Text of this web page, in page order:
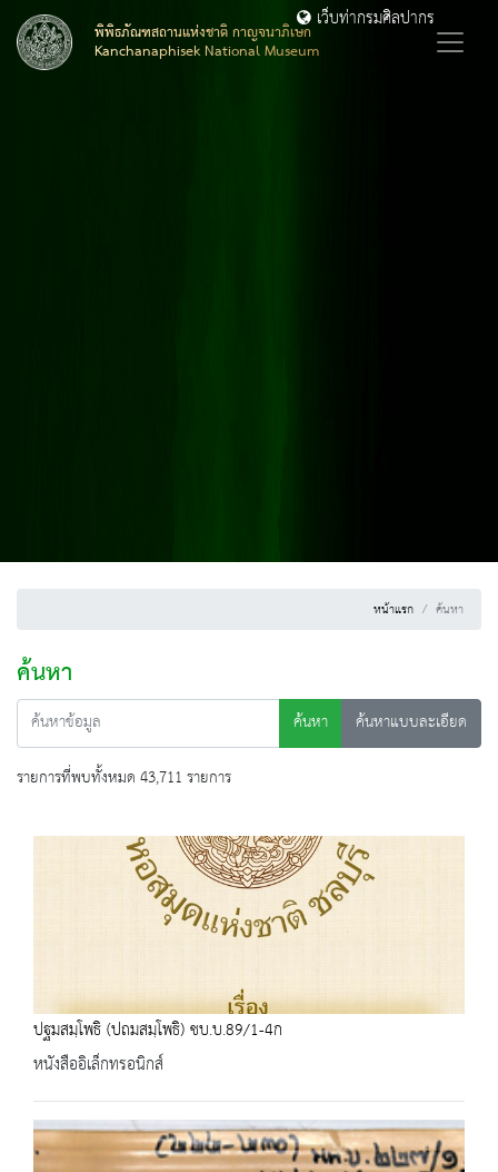
พิพิธภัณฑสถานแห่งชาติ กาญจนาภิเษก
Kanchanaphisek National Museum
เว็บท่ากรมศิลปากร
หน้าแรก ค้นหา
ค้นหา
ค้นหา
ค้นหาแบบละเอียด
รายการที่พบทั้งหมด 43,711 รายการ
ปฐมสมฺโพธิ (ปถมสมฺโพธิ) ชบ.บ.89/1-4ก
หนังสืออิเล็กทรอนิกส์